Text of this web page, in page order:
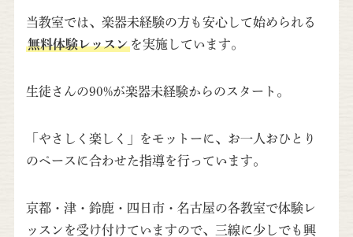
当教室では、楽器未経験の方も安心して始められる
無料体験レッスンを実施しています。
生徒さんの90%が楽器未経験からのスタート。
「やさしく楽しく」をモットーに、お一人おひとり
のペースに合わせた指導を行っています。
京都・津・鈴鹿・四日市・名古屋の各教室で体験レ
ッスンを受け付けていますので、三線に少しでも興